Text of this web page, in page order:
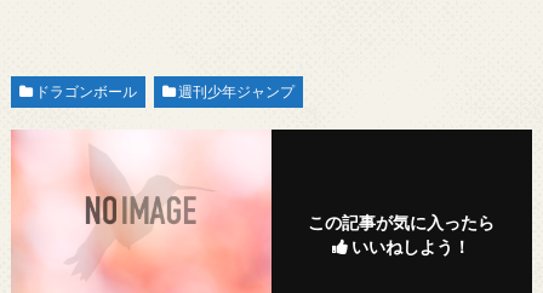
ドラゴンボール 週刊少年ジャンプ
この記事が気に入ったら
いいねしよう！